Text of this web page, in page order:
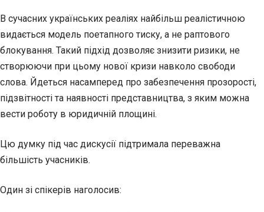
В сучасних українських реаліях найбільш реалістичною
видається модель поетапного тиску, а не раптового
блокування. Такий підхід дозволяє знизити ризики, не
створюючи при цьому нової кризи навколо свободи
слова. Йдеться насамперед про забезпечення прозорості,
підзвітності та наявності представництва, з яким можна
вести роботу в юридичній площині.
Цю думку під час дискусії підтримала переважна
більшість учасників.
Один зі спікерів наголосив: